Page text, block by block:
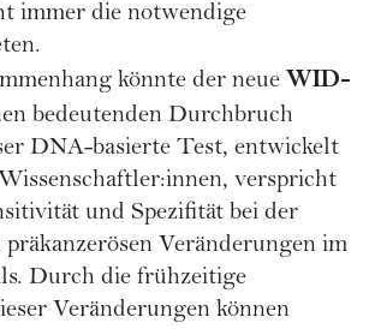
immer die notwendige
könnte der neue WID-
bedeutenden Durchbruch
DNA-basierte Test, entwickelt
verspricht
und Spezifität bei der
Veränderungen im
Durch die frühzeitige
Veränderungen können